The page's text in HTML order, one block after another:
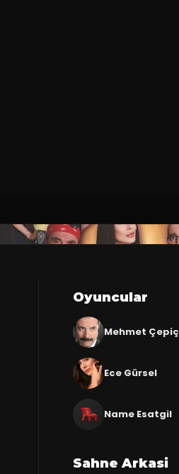
Oyuncular
Mehmet Çepiç
Ece Gürsel
Name Esatgil
Sahne Arkasi